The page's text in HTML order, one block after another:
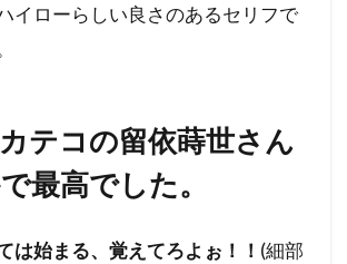
イローらしい良さのあるセリフで
テコの留依蒔世さん
最高でした。
は始まる、覚えてろよぉ！！ (細部